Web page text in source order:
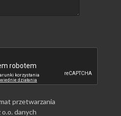
przetwarzania
o.o. danych